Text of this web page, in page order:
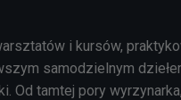
i kursów,
samodzielnym
Od tamtej pory